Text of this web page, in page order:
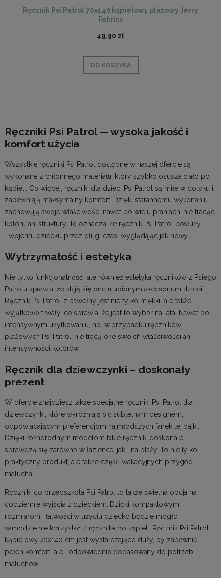
Ręcznik Psi Patrol 70x140 kąpielowy plażowy Jerry
Fabrics
49,90 zł
DO KOSZYKA
Ręczniki Psi Patrol — wysoka jakość i
komfort użycia
Wszystkie ręczniki Psi Patrol dostępne w naszej ofercie są
wykonane z chłonnego materiału, który szybko osusza ciało po
kąpieli. Co więcej, ręczniki dla dzieci Psi Patrol są miłe w dotyku i
zapewniają maksymalny komfort. Dzięki starannemu wykonaniu
zachowują swoje właściwości nawet po wielu praniach, nie tracąc
koloru ani struktury. To oznacza, że ręcznik Psi Patrol posłuży
Twojemu dziecku przez długi czas, wyglądając jak nowy.
Wytrzymałość i estetyka
Nie tylko funkcjonalność, ale również estetyka ręczników z Psiego
Patrolu sprawia, że stają się one ulubionym akcesorium dzieci.
Ręcznik Psi Patrol z bawełny jest nie tylko miękki, ale także
wyjątkowo trwały, co sprawia, że jest to wybór na lata. Nawet po
intensywnym użytkowaniu, np. w przypadku ręczników
plażowych Psi Patrol, nie tracą one swoich właściwości ani
intensywności kolorów.
Ręcznik dla dziewczynki – doskonały
prezent
W ofercie znajdziesz także specjalne ręczniki Psi Patrol dla
dziewczynki, które wyróżniają się subtelnym designem,
odpowiadającym preferencjom najmłodszych fanek tej bajki.
Dzięki różnorodnym modelom takie ręczniki doskonale
sprawdzą się zarówno w łazience, jak i na plaży. To nie tylko
praktyczny produkt, ale także część wakacyjnych przygód
malucha.
Ręczniki do przedszkola Psi Patrol to także świetna opcja na
codziennie wyjścia z dzieckiem. Dzięki kompaktowym
rozmiarom i łatwości w użyciu dziecko będzie mogło
samodzielnie korzystać z ręcznika po kąpieli. Ręcznik Psi Patrol
kąpielowy 70x140 cm jest wystarczająco duży, by zapewnić
pełen komfort, ale i odpowiednio dopasowany do potrzeb
maluchów.